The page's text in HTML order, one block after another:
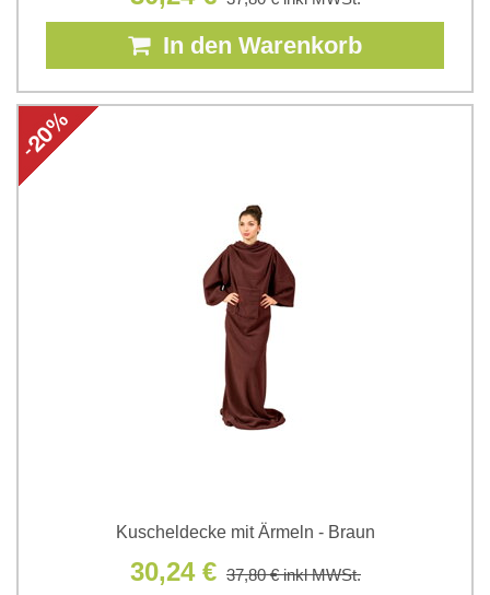
In den Warenkorb
Kuscheldecke mit Ärmeln - Braun
30,24 € 37,80 €inkl MWSt.